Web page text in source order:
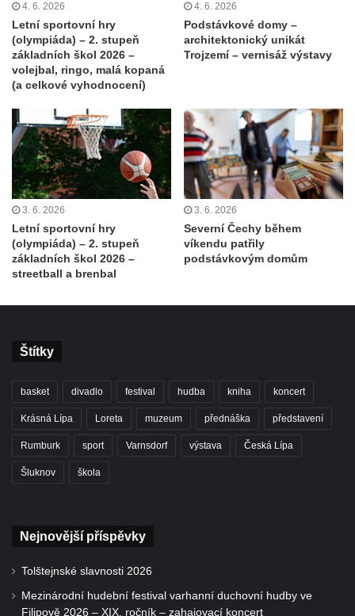
4. 6. 2026
Letní sportovní hry
(olympiáda) – 2. stupeň
základních škol 2026 –
volejbal, ringo, malá kopaná
(a celkové vyhodnocení)
4. 6. 2026
Podstávkové domy –
architektonický unikát
Trojzemí – vernisáž výstavy
3. 6. 2026
Letní sportovní hry
(olympiáda) – 2. stupeň
základních škol 2026 –
streetball a brenbal
3. 6. 2026
Severní Čechy během
víkendu patřily
podstávkovým domům
Štítky
basket divadlo festival hudba kniha koncert
Krásná Lípa Loreta muzeum přednáška představení
Rumburk sport Varnsdorf výstava Česká Lípa
Šluknov škola
Nejnovější příspěvky
Tolštejnské slavnosti 2026
Mezinárodní hudební festival varhanní duchovní hudby ve
Filipově 2026 – XIX. ročník – zahajovací koncert